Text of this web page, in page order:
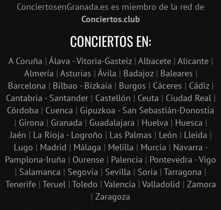
ConciertosenGranada.es es miembro de la red de
Conciertos.club
CONCIERTOS EN:
A Coruña | Álava - Vitoria-Gasteiz| Albacete| Alicante|
Almería | Asturias | Ávila | Badajoz| Baleares |
Barcelona | Bilbao - Bizkaia | Burgos | Cáceres | Cádiz|
Cantabria - Santander| Castellón | Ceuta | Ciudad Real|
Córdoba | Cuenca | Gipuzkoa - San Sebastián-Donostia
| Girona | Granada | Guadalajara | Huelva | Huesca |
Jaén | La Rioja - Logroño | Las Palmas | León | Lleida |
Lugo | Madrid | Málaga | Melilla | Murcia | Navarra -
Pamplona-Iruña | Ourense | Palencia | Pontevedra - Vigo
| Salamanca | Segovia | Sevilla | Soria | Tarragona |
Tenerife| Teruel| Toledo | Valencia | Valladolid | Zamora
| Zaragoza